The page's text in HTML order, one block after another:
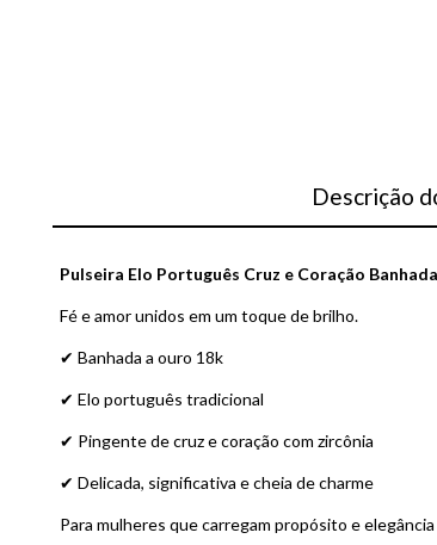
Descrição
Pulseira Elo Português Cruz e Coração
Fé e amor unidos em um toque de brilho.
✔ Banhada a ouro 18k
✔ Elo português tradicional
✔ Pingente de cruz e coração com zircônia
✔ Delicada, significativa e cheia de charme
Para mulheres que carregam propósito e